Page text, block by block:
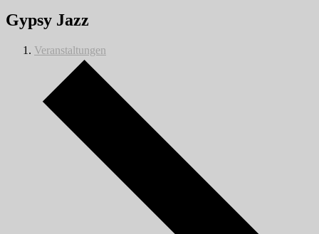
Gypsy Jazz
Veranstaltungen